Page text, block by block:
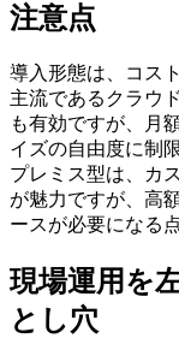
注意点
導入形態は、コス
主流である クラウ
も有効ですが、月
イズの自由度に制
プレミス型は、カ
が魅力ですが、高
ースが必要になる
現場運用を
とし穴